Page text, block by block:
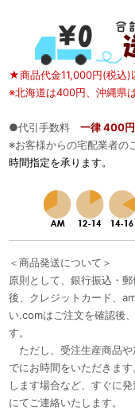
★商品代金11,000円(税込)
※北海道は400円、沖縄県
●代引手数料 一律 400円
※お客様からの宅配業者の
時間指定を承ります。
＜商品発送について＞
原則として、銀行振込・
後、クレジットカード、
い.comはご注文を確認後
す。
ただし、受注生産商品や
でにお時間をいただきま
します場合など、すぐに
にてご連絡いたします。